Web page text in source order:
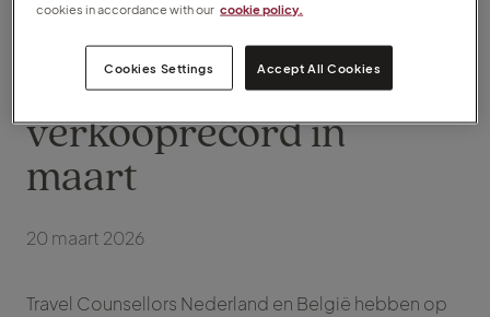
Nederland en België
realiseren
verkooprecord in
maart
20 maart 2026
Travel Counsellors Nederland en België hebben op
cookies in accordance with our cookie policy.
Cookies Settings Accept All Cookies